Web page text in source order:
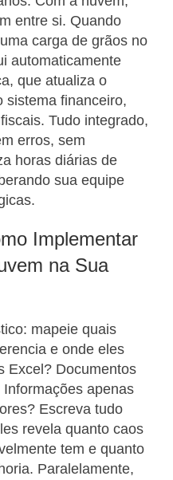
entre si. Quando
carga de grãos no
automaticamente
que atualiza o
sistema financeiro,
Tudo integrado,
erros, sem
horas diárias de
sua equipe
Implementar
na Sua
mapeie quais
e onde eles
Excel? Documentos
apenas
Escreva tudo
revela quanto caos
tem e quanto
Paralelamente,